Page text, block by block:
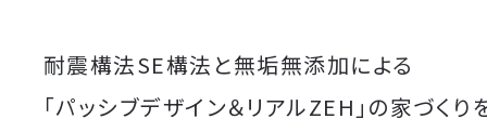
耐震構法SE構法と無垢無添加による
「パッシブデザイン＆リアルZEH」の家づく